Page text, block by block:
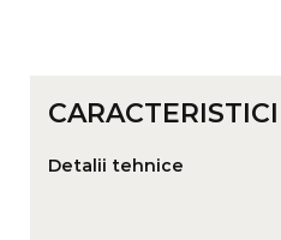
Detalii tehnice